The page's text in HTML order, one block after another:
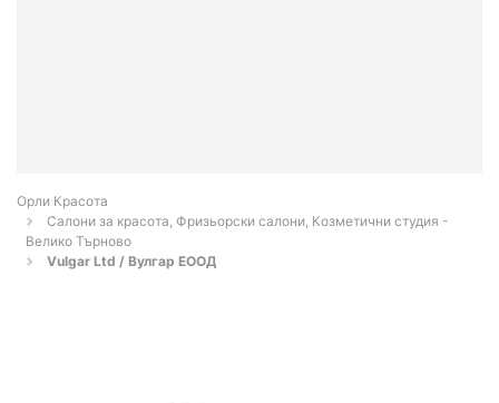
Орли Красота
Салони за красота, Фризьорски салони, Козметични студия -
Велико Търново
Vulgar Ltd / Вулгар ЕООД